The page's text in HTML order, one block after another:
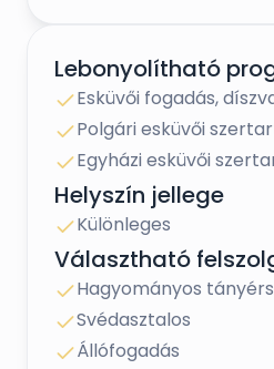
Lebonyolítható
Esküvői fogadás,
Polgári esküvői
Egyházi esküvői
Helyszín jellege
Különleges
Választható
Hagyományos
Svédasztalos
Állófogadás